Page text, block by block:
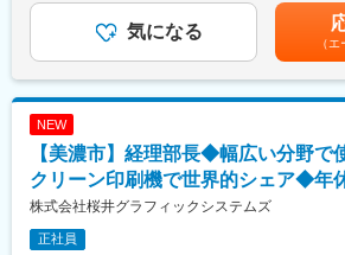
土日祝休み、年間休日121日、マイカー
手当・福利厚生も充実。
管理職や購買部門リーダー、他部門への
■企業の特徴/魅力
一品一様のものづくりに加え、AIやロボ
極展開。健康経営やワークライフバラン
変更の範囲：会社の定める業務
（1）まずは整備士として
お客様にご購入いただいた納車前のお車
・整備工場長（営業店舗併設での工場責
ます。
・複数の統括拠点をマネジメントするス
ャーなどのポストもございます。
査定年1回賞与年2回（2024年支給実績
年2回（最大30万円／回）平均50,000～
も目安の金額であり、選考を通じて上下
月給(月額)は固定手当を含めた表記です。
気になる
（
NEW
【美濃市】経理部長◆幅広い分野で
クリーン印刷機で世界的シェア◆年
株式会社桜井グラフィックシステムズ
正社員